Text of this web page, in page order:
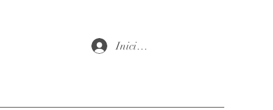
Iniciar sesión